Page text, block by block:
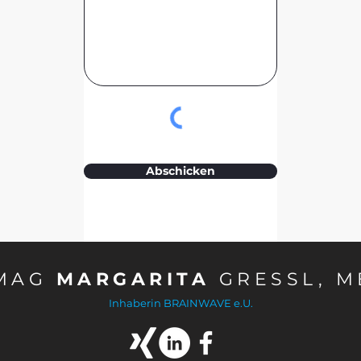
Abschicken
MARGARITA GRESSL,
Inhaberin BRAINWAVE e.U.